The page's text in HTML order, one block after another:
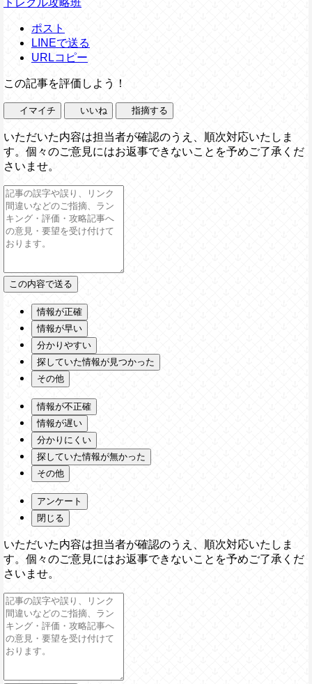
ポスト
LINEで送る
URLコピー
この記事を評価しよう！
イマイチ いいね 指摘する
いただいた内容は担当者が確認のうえ、順次対応いたしま
す。個々のご意見にはお返事できないことを予めご了承くだ
さいませ。
情報が正確
情報が早い
分かりやすい
探していた情報が見つかった
その他
情報が不正確
情報が遅い
分かりにくい
探していた情報が無かった
その他
アンケート
閉じる
いただいた内容は担当者が確認のうえ、順次対応いたしま
す。個々のご意見にはお返事できないことを予めご了承くだ
さいませ。